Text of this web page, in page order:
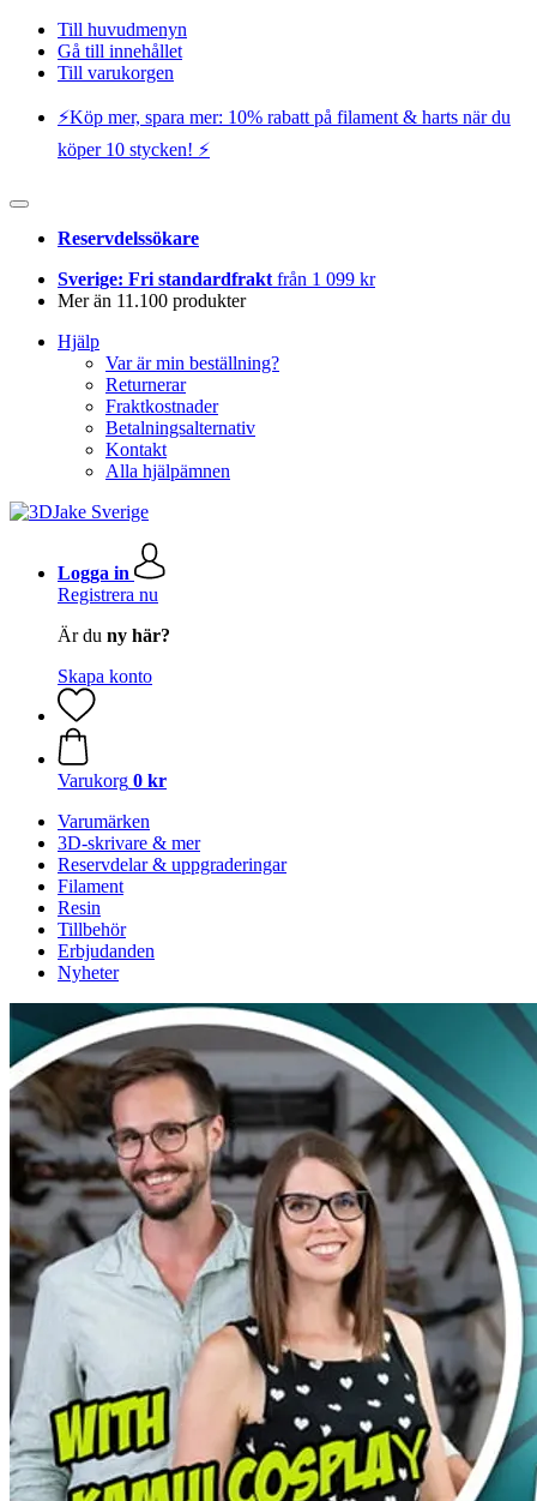
Till huvudmenyn
Gå till innehållet
Till varukorgen
⚡️Köp mer, spara mer: 10% rabatt på filament & harts när du
köper 10 stycken! ⚡️
Reservdelssökare
Sverige: Fri standardfrakt från 1 099 kr
Mer än 11.100 produkter
Hjälp
Var är min beställning?
Returnerar
Fraktkostnader
Betalningsalternativ
Kontakt
Alla hjälpämnen
Logga in
Registrera nu
Är du ny här?
Skapa konto
Varukorg 0 kr
Varumärken
3D-skrivare & mer
Reservdelar & uppgraderingar
Filament
Resin
Tillbehör
Erbjudanden
Nyheter